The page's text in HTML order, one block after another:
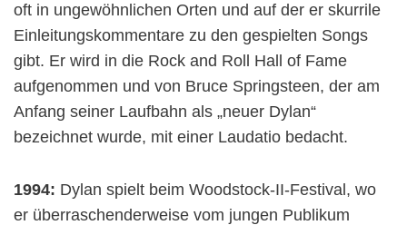
oft in ungewöhnlichen Orten und auf der er skurrile
Einleitungskommentare zu den gespielten Songs
gibt. Er wird in die Rock and Roll Hall of Fame
aufgenommen und von Bruce Springsteen, der am
Anfang seiner Laufbahn als „neuer Dylan“
bezeichnet wurde, mit einer Laudatio bedacht.
1994: Dylan spielt beim Woodstock-II-Festival, wo
er überraschenderweise vom jungen Publikum